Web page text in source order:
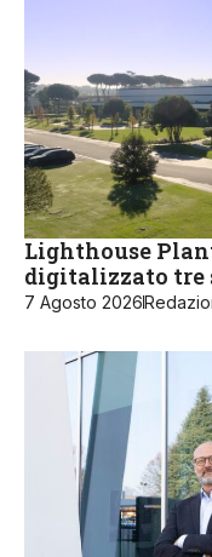
Lighthouse
digitalizzato
7 Agosto 2026